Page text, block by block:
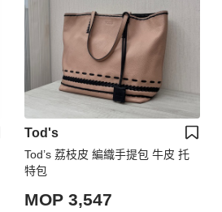
Tod's
Tod’s 荔枝皮 編織手提包 牛皮 托
特包
MOP 3,547